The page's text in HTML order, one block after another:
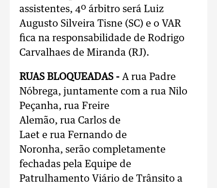
assistentes, 4º árbitro será Luiz
Augusto Silveira Tisne (SC) e o VAR
fica na responsabilidade de Rodrigo
Carvalhaes de Miranda (RJ).
RUAS BLOQUEADAS - A rua Padre
Nóbrega, juntamente com a rua Nilo
Peçanha, rua Freire
Alemão, rua Carlos de
Laet e rua Fernando de
Noronha, serão completamente
fechadas pela Equipe de
Patrulhamento Viário de Trânsito a